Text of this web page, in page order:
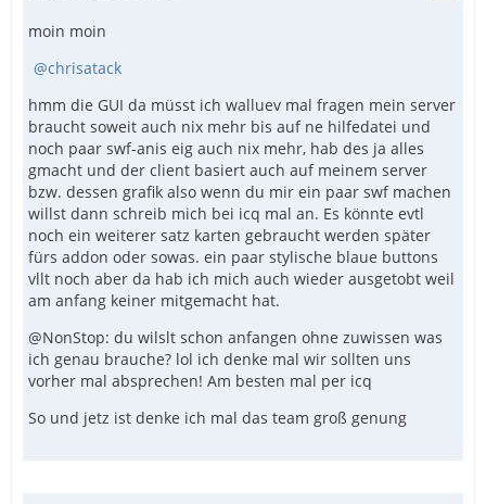
moin moin
chrisatack
hmm die GUI da müsst ich walluev mal fragen mein server
braucht soweit auch nix mehr bis auf ne hilfedatei und
noch paar swf-anis eig auch nix mehr, hab des ja alles
gmacht und der client basiert auch auf meinem server
bzw. dessen grafik also wenn du mir ein paar swf machen
willst dann schreib mich bei icq mal an. Es könnte evtl
noch ein weiterer satz karten gebraucht werden später
fürs addon oder sowas. ein paar stylische blaue buttons
vllt noch aber da hab ich mich auch wieder ausgetobt weil
am anfang keiner mitgemacht hat.
@NonStop: du wilslt schon anfangen ohne zuwissen was
ich genau brauche? lol ich denke mal wir sollten uns
vorher mal absprechen! Am besten mal per icq
So und jetz ist denke ich mal das team groß genung